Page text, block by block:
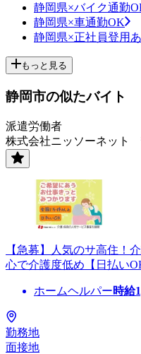
静岡県×バイク通勤
静岡県×車通勤OK
静岡県×正社員登用
もっと見る
静岡市の似たバイト
派遣労働者
株式会社ニッソーネット
【急募】人気のサ高住！
心で介護度低め【日払い
ホームヘルパー時給
勤務地
面接地